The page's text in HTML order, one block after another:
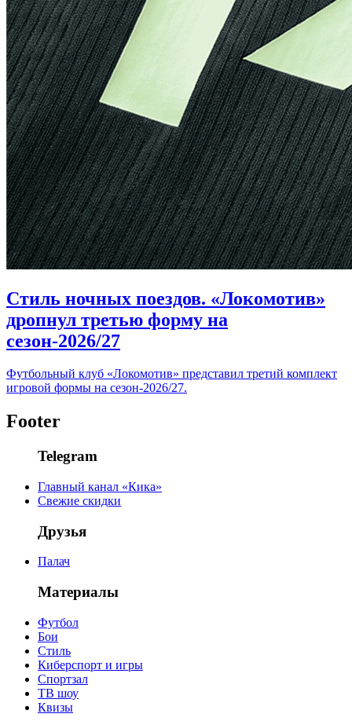
Стиль ночных поездов. «Локомотив»
дропнул третью форму на
сезон-2026/27
Футбольный клуб «Локомотив» представил третий комплект
игровой формы на сезон-2026/27.
Footer
Telegram
Главный канал «Кика»
Свежие скидки
Друзья
Палач
Материалы
Футбол
Бои
Стиль
Киберспорт и игры
Спортзал
ТВ шоу
Квизы